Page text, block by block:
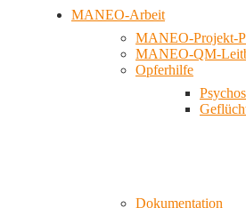
MANEO-Arbeit
MANEO-Projekt-
MANEO-QM-
Opferhilfe
Dokumentation